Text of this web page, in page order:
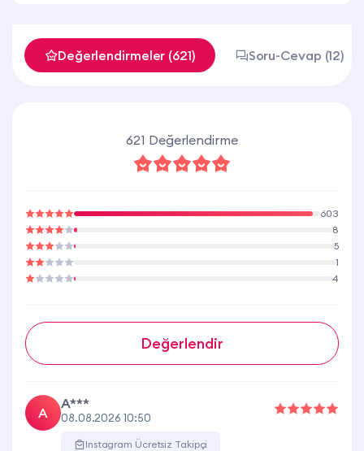
Değerlendirmeler (621) Soru-Cevap (12)
621 Değerlendirme
603
8
5
1
4
Değerlendir
A
A***
08.08.2026 10:50
Instagram Ücretsiz Takipçi